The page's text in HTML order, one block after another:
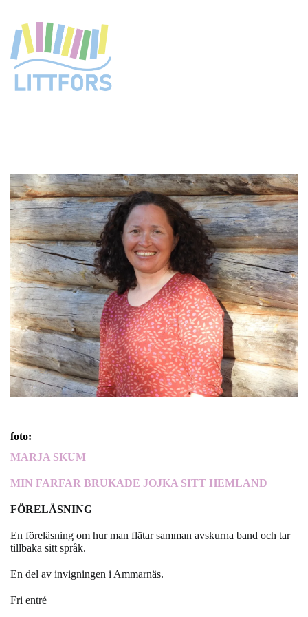
foto:
MARJA SKUM
MIN FARFAR BRUKADE JOJKA SITT HEMLAND
FÖRELÄSNING
En föreläsning om hur man flätar samman avskurna band och tar
tillbaka sitt språk.
En del av invigningen i Ammarnäs.
Fri entré